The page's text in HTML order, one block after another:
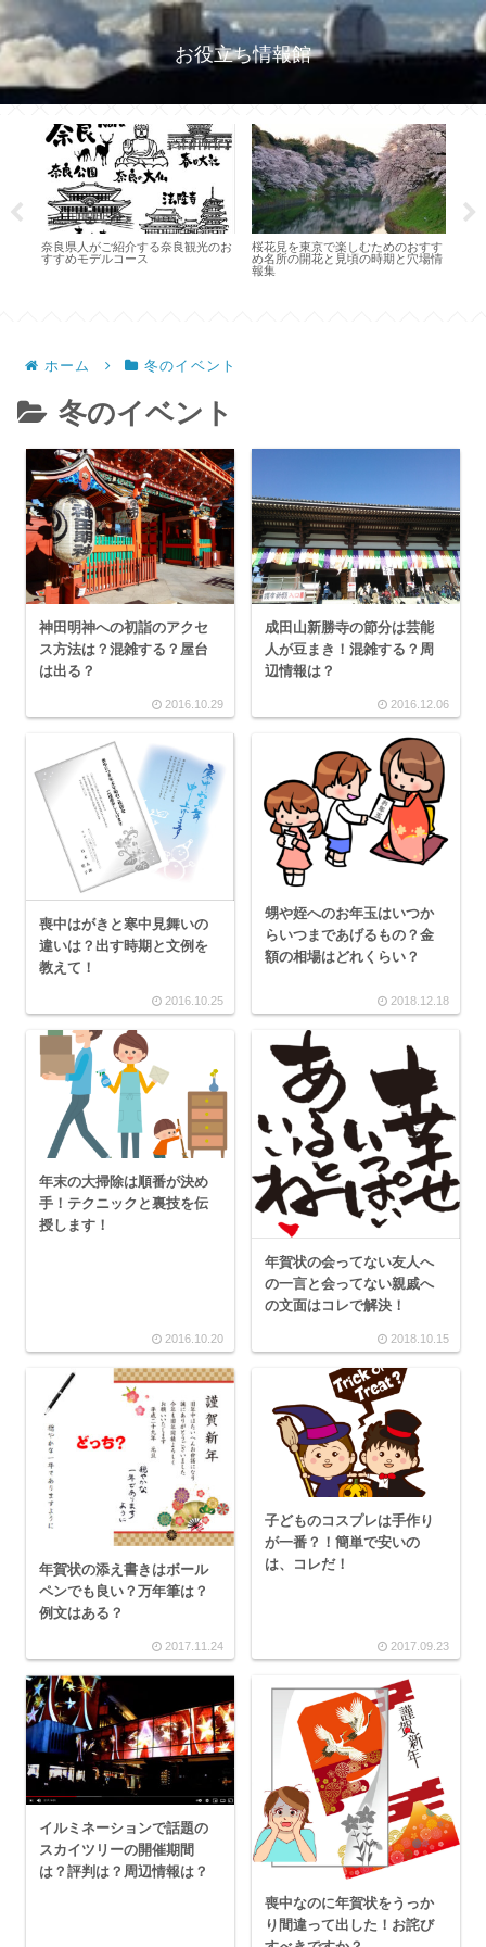
お役立ち情報館
奈良県人がご紹介する奈良観光のお
すすめモデルコース
桜花見を東京で楽しむためのおすす
め名所の開花と見頃の時期と穴場情
報集
ホーム 冬のイベント
冬のイベント
神田明神への初詣のアクセ
ス方法は？混雑する？屋台
は出る？
2016.10.29
成田山新勝寺の節分は芸能
人が豆まき！混雑する？周
辺情報は？
2016.12.06
喪中はがきと寒中見舞いの
違いは？出す時期と文例を
教えて！
2016.10.25
甥や姪へのお年玉はいつか
らいつまであげるもの？金
額の相場はどれくらい？
2018.12.18
年末の大掃除は順番が決め
手！テクニックと裏技を伝
授します！
2016.10.20
年賀状の会ってない友人へ
の一言と会ってない親戚へ
の文面はコレで解決！
2018.10.15
年賀状の添え書きはボール
ペンでも良い？万年筆は？
例文はある？
2017.11.24
子どものコスプレは手作り
が一番？！簡単で安いの
は、コレだ！
2017.09.23
イルミネーションで話題の
スカイツリーの開催期間
は？評判は？周辺情報は？
喪中なのに年賀状をうっか
り間違って出した！お詫び